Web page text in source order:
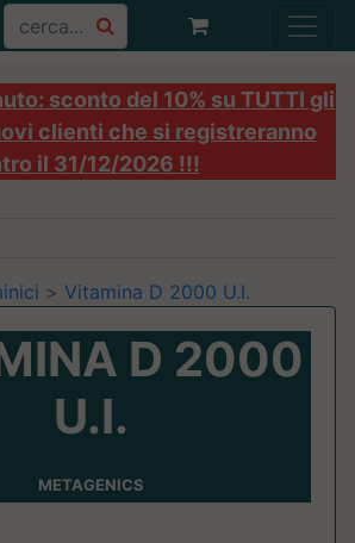
sconto del 10% su TUTTI gli
clienti che si registreranno
il 31/12/2026 !!!
> Vitamina D 2000 U.I.
D 2000
U.I.
METAGENICS